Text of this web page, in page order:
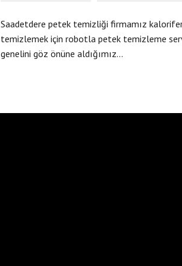
Saadetdere petek temizliği firmamız
temizlemek için robotla petek temizleme
genelini göz önüne aldığımız…